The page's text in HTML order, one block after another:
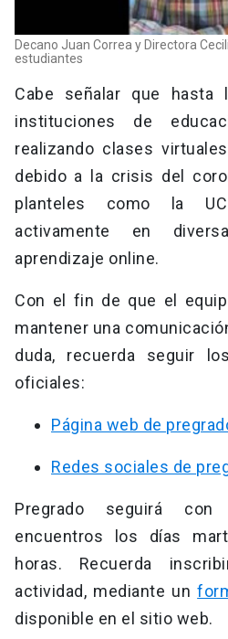
Decano Juan Correa y Directora
estudiantes
Cabe señalar que
instituciones de
realizando clases
debido a la crisis del
planteles como la
activamente en
aprendizaje online.
Con el fin de que el
mantener una
duda, recuerda seguir
oficiales:
Página web de
Redes sociales de
Pregrado seguirá
encuentros los días
horas. Recuerda
actividad, mediante un
disponible en el sitio web.